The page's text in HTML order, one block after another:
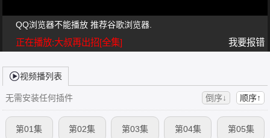
QQ浏览器不能播放 推荐谷歌浏览器.
正在播放:大叔再出招[全集] 我要报错
视频播列表
无需安装任何插件 倒序↓ 顺序↑
第01集 第02集 第03集 第04集 第05集